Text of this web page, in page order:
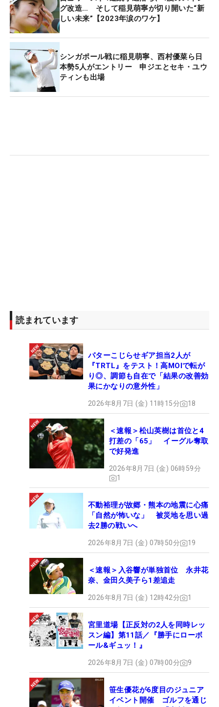
グ改造… そして稲見萌寧が切り開いた“新
しい未来”【2023年涙のワケ】
シンガポール戦に稲見萌寧、西村優菜ら日
本勢5人がエントリー 申ジエとセキ・ユウ
ティンも出場
読まれています
パターこじらせギア担当2人が
『TRTL』をテスト！高MOIで転が
り◎、調節も自在で「結果の改善効
果にかなりの意外性」
2026年8月7日 (金) 11時15分 18
＜速報＞松山英樹は首位と4
打差の「65」 イーグル奪取
で好発進
2026年8月7日 (金) 06時59分
1
不動裕理が故郷・熊本の地震に心痛
「自然が怖いな」 被災地を思い過
去2勝の戦いへ
2026年8月7日 (金) 07時50分 19
＜速報＞入谷響が単独首位 永井花
奈、金田久美子ら1差追走
2026年8月7日 (金) 12時42分 1
宮里道場【正反対の2人を同時レッ
スン編】第11話／『勝手にローボ
ール&ギュッ！』
2026年8月7日 (金) 07時00分 9
笹生優花が6度目のジュニア
イベント開催 ゴルフを通じ